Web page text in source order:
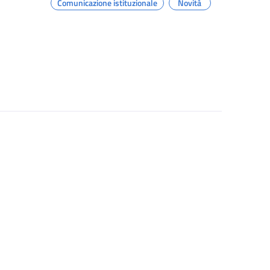
Comunicazione istituzionale Novità